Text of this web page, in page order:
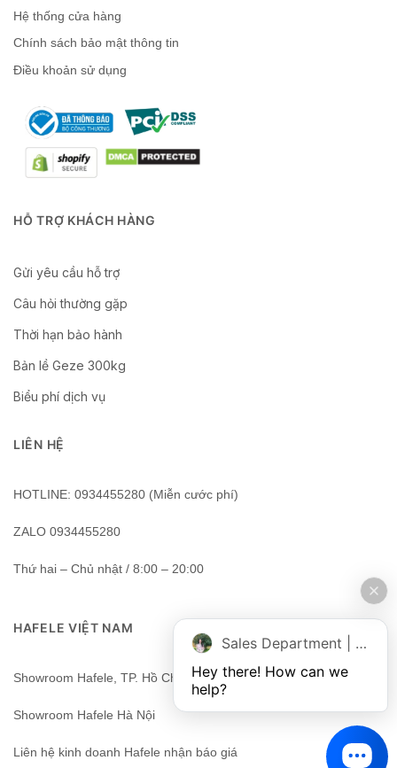
Hệ thống cửa hàng
Chính sách bảo mật thông tin
Điều khoản sử dụng
HỖ TRỢ KHÁCH HÀNG
Gửi yêu cầu hỗ trợ
Câu hỏi thường gặp
Thời hạn bảo hành
Bản lề Geze 300kg
Biểu phí dịch vụ
LIÊN HỆ
HOTLINE: 0934455280 (Miễn cước phí)
ZALO 0934455280
Thứ hai – Chủ nhật / 8:00 – 20:00
HAFELE VIỆT NAM
Showroom Hafele, TP. Hồ Chí Minh, Việt Nam
Showroom Hafele Hà Nội
Liên hệ kinh doanh Hafele nhận báo giá
Sales Department | Chat online
Hey there! How can we
help?